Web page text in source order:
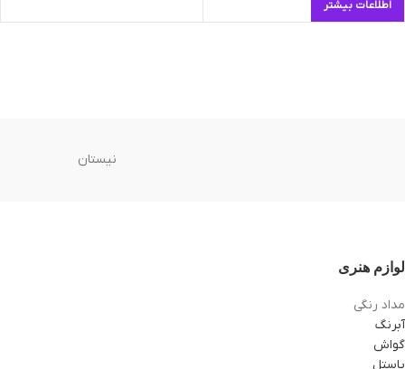
اطلاعات بیشتر
نیستان
لوازم هنری
مداد رنگی
آبرنگ
گواش
پاستل